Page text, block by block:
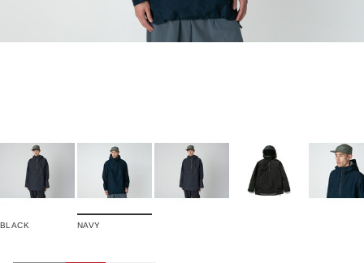
BLACK NAVY